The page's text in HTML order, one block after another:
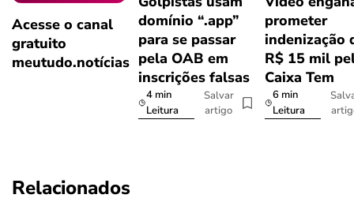
Acesse o canal
gratuito
meutudo.notícias
domínio “.app”
para se passar
pela OAB em
inscrições falsas
4 min
Leitura
Salvar
artigo
prometer
indenização
R$ 15 mil
Caixa Tem
6 min
Leitura
Relacionados